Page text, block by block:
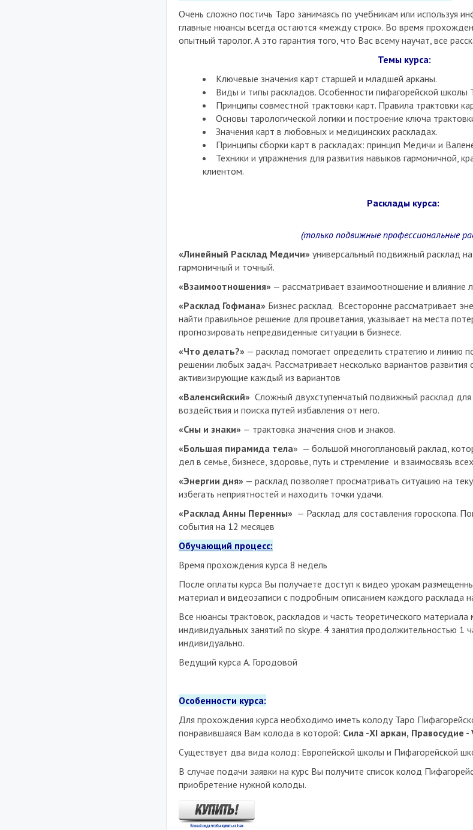
Очень сложно постичь Таро занимаясь по учебникам или используя
главные нюансы всегда остаются «между строк». Во время
опытный таролог. А это гарантия того, что Вас всему научат, все
Темы курса:
Ключевые значения карт старшей и младшей арканы.
Виды и типы раскладов. Особенности пифагорейской школы
Принципы совместной трактовки карт. Правила трактовки
Основы тарологической логики и построение ключа
Значения карт в любовных и медицинских раскладах.
Принципы сборки карт в раскладах: принцип Медичи и
Техники и упражнения для развития навыков гармоничной,
клиентом.
Расклады курса:
(только подвижные профессиональные
«Линейный Расклад Медичи» универсальный подвижный расклад
гармоничный и точный.
«Взаимоотношения» — рассматривает взаимоотношение и влияние
«Расклад Гофмана» Бизнес расклад. Всесторонне рассматривает
найти правильное решение для процветания, указывает на места
прогнозировать непредвиденные ситуации в бизнесе.
«Что делать?» — расклад помогает определить стратегию и линию
решении любых задач. Рассматривает несколько вариантов
активизирующие каждый из вариантов
«Валенсийский» Сложный двухступенчатый подвижный расклад для
воздействия и поиска путей избавления от него.
«Сны и знаки» — трактовка значения снов и знаков.
«Большая пирамида тела» — большой многоплановый раклад,
дел в семье, бизнесе, здоровье, путь и стремление и взаимосвязь
«Энергии дня» — расклад позволяет просматривать ситуацию на
избегать неприятностей и находить точки удачи.
«Расклад Анны Перенны» — Расклад для составления гороскопа.
события на 12 месяцев
Обучающий процесс:
Время прохождения курса 8 недель
После оплаты курса Вы получаете доступ к видео урокам
материал и видеозаписи с подробным описанием каждого расклада
Все нюансы трактовок, раскладов и часть теоретического
индивидуальных занятий по skype. 4 занятия продолжительностью 1
индивидуально.
Ведущий курса А. Городовой
Особенности курса:
Для прохождения курса необходимо иметь колоду Таро
понравившаяся Вам колода в которой: Сила -XI аркан, Правосудие -
Существует два вида колод: Европейской школы и Пифагорейской
В случае подачи заявки на курс Вы получите список колод
приобретение нужной колоды.